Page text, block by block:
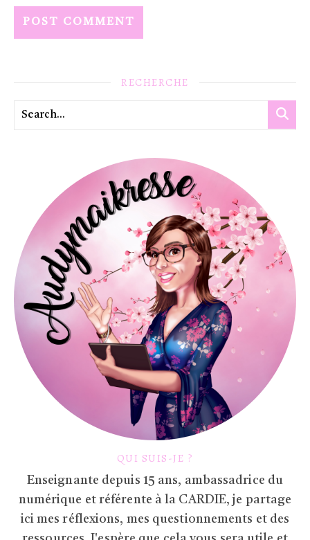
RECHERCHE
QUI SUIS-JE ?
Enseignante depuis 15 ans, ambassadrice du
numérique et référente à la CARDIE, je partage
ici mes réflexions, mes questionnements et des